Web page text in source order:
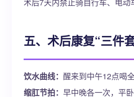
五、术后康复“三件
饮水曲线： 醒来到中午12点喝
缩肛节拍： 早中晚各一次，平